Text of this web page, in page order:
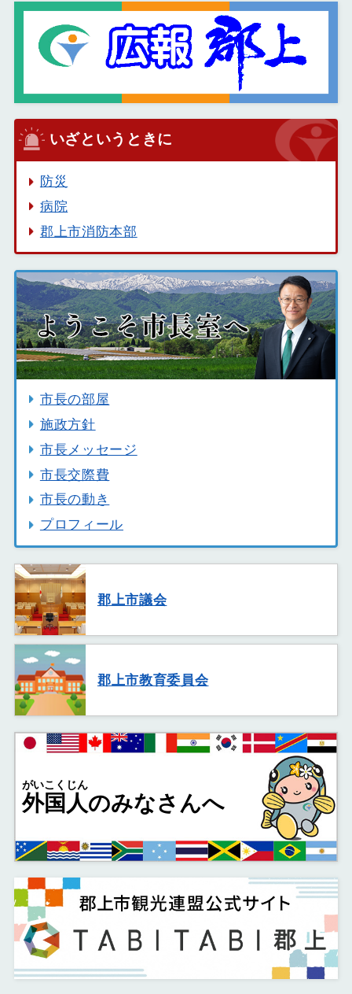
いざというときに
防災
病院
郡上市消防本部
市長の部屋
施政方針
市長メッセージ
市長交際費
市長の動き
プロフィール
郡上市議会
郡上市教育委員会
外国人
がいこくじん
のみなさんへ